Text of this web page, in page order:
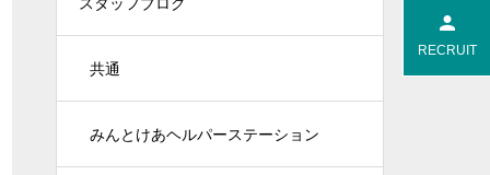
共通
みんとけあヘルパーステーション
RECRUIT